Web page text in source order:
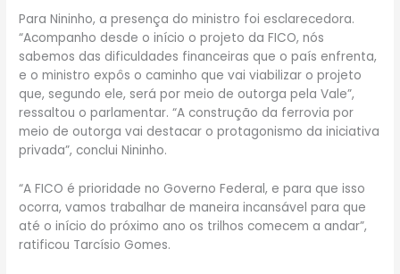
Para Nininho, a presença do ministro foi esclarecedora.
“Acompanho desde o início o projeto da FICO, nós
sabemos das dificuldades financeiras que o país enfrenta,
e o ministro expôs o caminho que vai viabilizar o projeto
que, segundo ele, será por meio de outorga pela Vale”,
ressaltou o parlamentar. “A construção da ferrovia por
meio de outorga vai destacar o protagonismo da iniciativa
privada”, conclui Nininho.
“A FICO é prioridade no Governo Federal, e para que isso
ocorra, vamos trabalhar de maneira incansável para que
até o início do próximo ano os trilhos comecem a andar”,
ratificou Tarcísio Gomes.